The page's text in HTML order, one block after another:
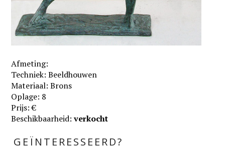
Afmeting:
Techniek: Beeldhouwen
Materiaal: Brons
Oplage: 8
Prijs: €
Beschikbaarheid:verkocht
GEÏNTERESSEERD?